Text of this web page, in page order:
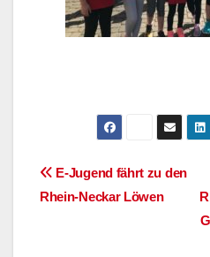
E-Jugend fährt zu den
Rhein-Neckar Löwen